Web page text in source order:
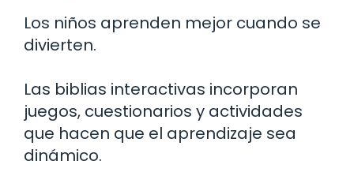
Los niños aprenden mejor cuando se
divierten.
Las biblias interactivas incorporan
juegos, cuestionarios y actividades
que hacen que el aprendizaje sea
dinámico.